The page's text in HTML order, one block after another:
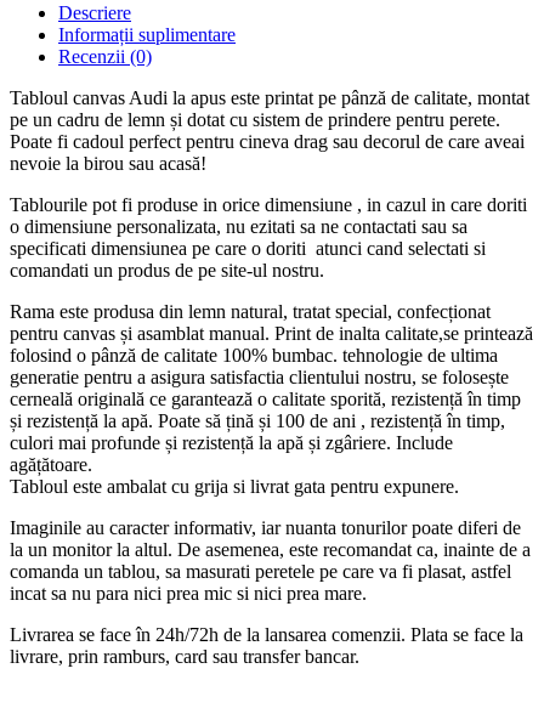
Descriere
Informații suplimentare
Recenzii (0)
Tabloul canvas Audi la apus este printat pe pânză de calitate, montat
pe un cadru de lemn și dotat cu sistem de prindere pentru perete.
Poate fi cadoul perfect pentru cineva drag sau decorul de care aveai
nevoie la birou sau acasă!
Tablourile pot fi produse in orice dimensiune , in cazul in care doriti
o dimensiune personalizata, nu ezitati sa ne contactati sau sa
specificati dimensiunea pe care o doriti atunci cand selectati si
comandati un produs de pe site-ul nostru.
Rama este produsa din lemn natural, tratat special, confecționat
pentru canvas și asamblat manual. Print de inalta calitate,se printează
folosind o pânză de calitate 100% bumbac. tehnologie de ultima
generatie pentru a asigura satisfactia clientului nostru, se folosește
cerneală originală ce garantează o calitate sporită, rezistență în timp
și rezistență la apă. Poate să țină și 100 de ani , rezistență în timp,
culori mai profunde și rezistență la apă și zgâriere. Include
agățătoare.
Tabloul este ambalat cu grija si livrat gata pentru expunere.
Imaginile au caracter informativ, iar nuanta tonurilor poate diferi de
la un monitor la altul. De asemenea, este recomandat ca, inainte de a
comanda un tablou, sa masurati peretele pe care va fi plasat, astfel
incat sa nu para nici prea mic si nici prea mare.
Livrarea se face în 24h/72h de la lansarea comenzii. Plata se face la
livrare, prin ramburs, card sau transfer bancar.